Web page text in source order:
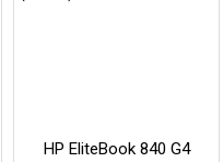
HP EliteBook 840 G4